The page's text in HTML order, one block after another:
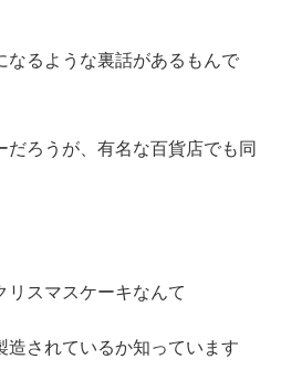
なるような裏話があるもんで
だろうが、有名な百貨店でも同
リスマスケーキなんて
されているか知っています